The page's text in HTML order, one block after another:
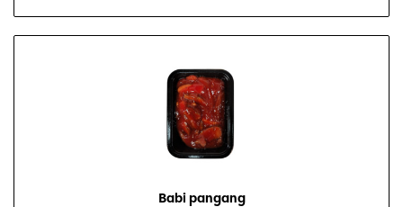
Babi pangang